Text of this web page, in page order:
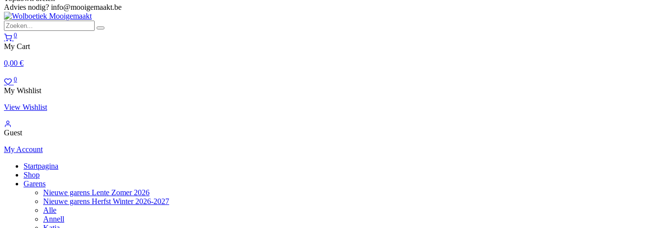
Advies nodig? info@mooigemaakt.be
0
My Cart
0,00 €
0
My Wishlist
View Wishlist
Guest
My Account
Startpagina
Shop
Garens
Nieuwe garens Lente Zomer 2026
Nieuwe garens Herfst Winter 2026-2027
Alle
Annell